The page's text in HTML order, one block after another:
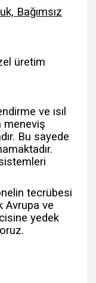
Bağımsız
üretim
ve ısıl
meneviş
Bu sayede
tecrübesi
Avrupa ve
yedek